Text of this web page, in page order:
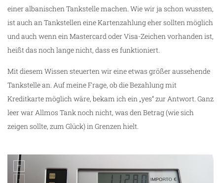
einer albanischen Tankstelle machen. Wie wir ja schon wussten,
ist auch an Tankstellen eine Kartenzahlung eher sollten möglich
und auch wenn ein Mastercard oder Visa-Zeichen vorhanden ist,
heißt das noch lange nicht, dass es funktioniert.
Mit diesem Wissen steuerten wir eine etwas größer aussehende
Tankstelle an. Auf meine Frage, ob die Bezahlung mit
Kreditkarte möglich wäre, bekam ich ein „yes“ zur Antwort. Ganz
leer war Allmos Tank noch nicht, was den Betrag (wie sich
zeigen sollte, zum Glück) in Grenzen hielt.